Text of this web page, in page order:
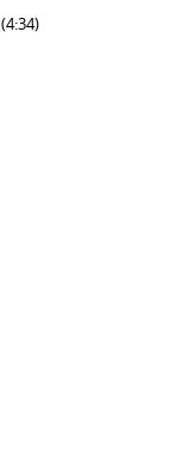
(4:34)